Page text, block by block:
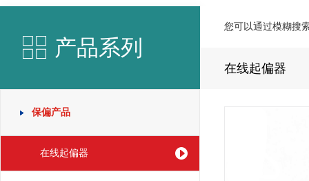
产品系列
保偏产品
在线起偏器
您可以通过模糊搜
在线起偏器